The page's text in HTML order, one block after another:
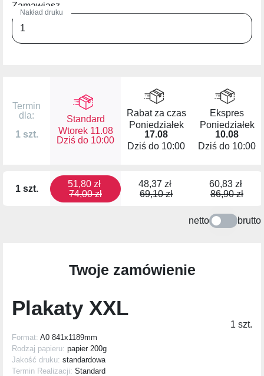
Zamawiasz
Nakład druku
Termin
dla:
1 szt.
Standard
Wtorek 11.08
Dziś do 10:00
Rabat za czas
Poniedziałek
17.08
Dziś do 10:00
Ekspres
Poniedziałek
10.08
Dziś do 10:00
1 szt.
51,80 zł
74,00 zł
48,37 zł
69,10 zł
60,83 zł
86,90 zł
netto brutto
Twoje zamówienie
Plakaty XXL
1 szt.
Format: A0 841x1189mm
Rodzaj papieru: papier 200g
Jakość druku: standardowa
Termin Realizacji: Standard